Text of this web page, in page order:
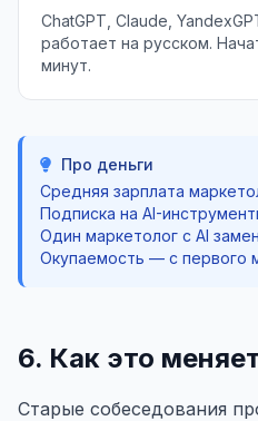
ChatGPT, Claude,
работает на русском.
минут.
Про деньги
Средняя зарплата
Подписка на AI-
Один маркетолог с AI
Окупаемость — с первого
6. Как это
Старые собеседования